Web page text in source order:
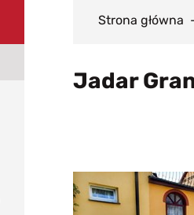
Strona główna
Jadar